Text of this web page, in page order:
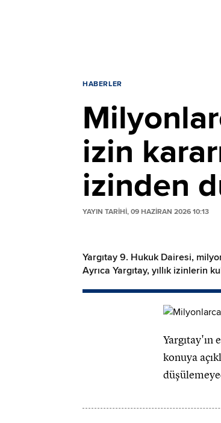
HABERLER
izin
izinden
YAYIN TARİHİ, 09 HAZIRAN 2026 10:13
Yargıtay 9. Hukuk Dairesi,
Ayrıca Yargıtay, yıllık izinlerin
Yargıtay'ın
konuya